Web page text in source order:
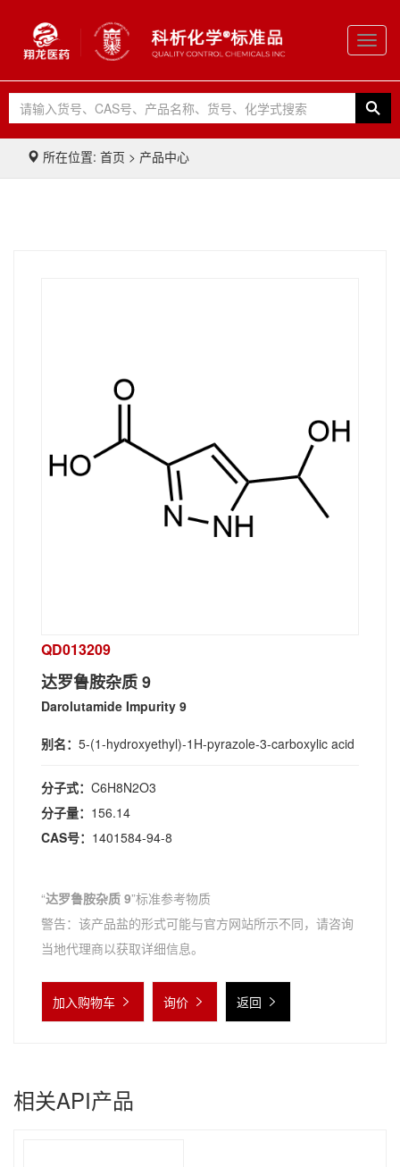
所在位置: 首页 > 产品中心
QD013209
达罗鲁胺杂质 9
Darolutamide Impurity 9
别名： 5-(1-hydroxyethyl)-1H-pyrazole-3-carboxylic acid
分子式： C6H8N2O3
分子量： 156.14
CAS号： 1401584-94-8
“达罗鲁胺杂质 9”标准参考物质
警告：该产品盐的形式可能与官方网站所示不同，请咨询
当地代理商以获取详细信息。
加入购物车 询价 返回
相关API产品